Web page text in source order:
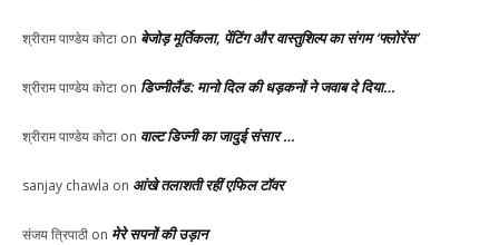
श्रीराम पाण्डेय कोटा on बेजोड़ मूर्तिकला, पेंटिंग और वास्तुशिल्प का संगम ‘फ्लोरेंस’
श्रीराम पाण्डेय कोटा on डिज्नीलैंड: मानो दिल की धड़कनों ने जवाब दे दिया…
श्रीराम पाण्डेय कोटा on वाल्ट डिज्नी का जादुई संसार …
sanjay chawla on आंखे तलाशती रहीं एफिल टॉवर
संजय त्रिपाठी on मेरे सपनों की उड़ान